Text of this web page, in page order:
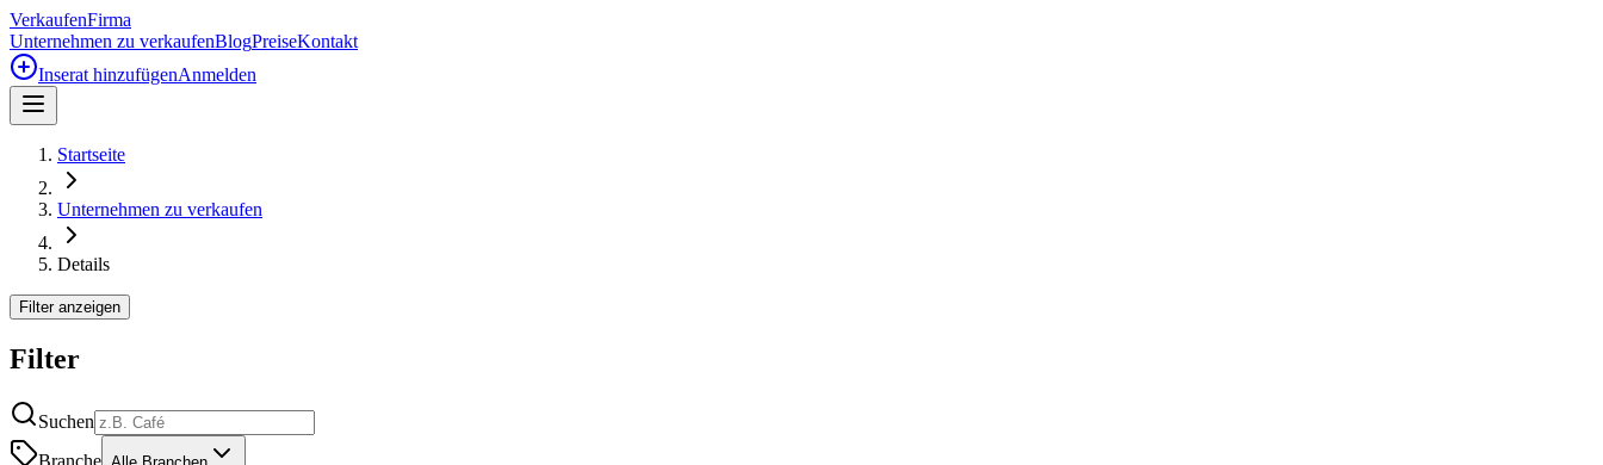
VerkaufenFirma
Unternehmen zu verkaufenBlogPreiseKontakt
Inserat hinzufügenAnmelden
Startseite
Unternehmen zu verkaufen
Details
Filter anzeigen
Filter
Suchen
Branche